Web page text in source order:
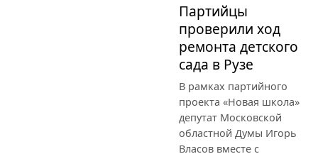
Партийцы
проверили ход
ремонта детского
сада в Рузе
В рамках партийного
проекта «Новая школа»
депутат Московской
областной Думы Игорь
Власов вместе с